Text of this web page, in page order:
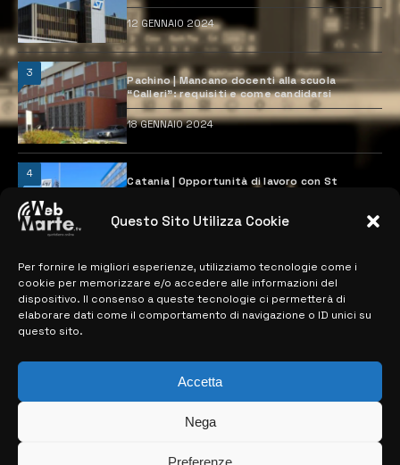
Questo Sito Utilizza Cookie
Per fornire le migliori esperienze, utilizziamo tecnologie come i
cookie per memorizzare e/o accedere alle informazioni del
dispositivo. Il consenso a queste tecnologie ci permetterà di
elaborare dati come il comportamento di navigazione o ID unici su
questo sito.
Accetta
Nega
Preferenze
12 GENNAIO 2024
3
Pachino | Mancano docenti alla scuola
“Calleri”: requisiti e come candidarsi
18 GENNAIO 2024
4
Catania | Opportunità di lavoro con St
28 MARZO 2024
MAPPA DEL SITO
> NOTIZIE
> CONTATTI